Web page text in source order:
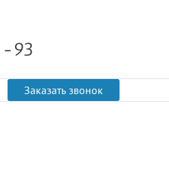
93
Заказать звонок